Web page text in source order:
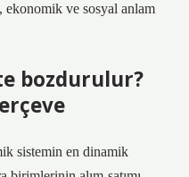
ekonomik ve sosyal anlam
bozdurulur?
sistemin en dinamik